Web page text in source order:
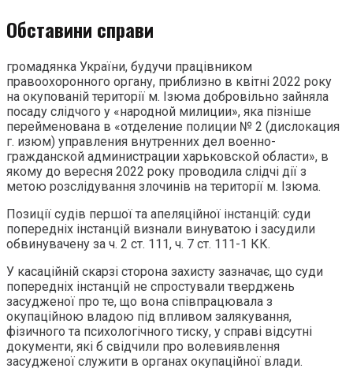
Обставини справи
громадянка України, будучи працівником
правоохоронного органу, приблизно в квітні 2022 року
на окупованій території м. Ізюма добровільно зайняла
посаду слідчого у «народной милиции», яка пізніше
перейменована в «отделение полиции № 2 (дислокация
г. изюм) управления внутренних дел военно-
гражданской администрации харьковской области», в
якому до вересня 2022 року проводила слідчі дії з
метою розслідування злочинів на території м. Ізюма.
Позиції судів першої та апеляційної інстанцій: суди
попередніх інстанцій визнали винуватою і засудили
обвинувачену за ч. 2 ст. 111, ч. 7 ст. 111-1 КК.
У касаційній скарзі сторона захисту зазначає, що суди
попередніх інстанцій не спростували тверджень
засудженої про те, що вона співпрацювала з
окупаційною владою під впливом залякування,
фізичного та психологічного тиску, у справі відсутні
документи, які б свідчили про волевиявлення
засудженої служити в органах окупаційної влади.